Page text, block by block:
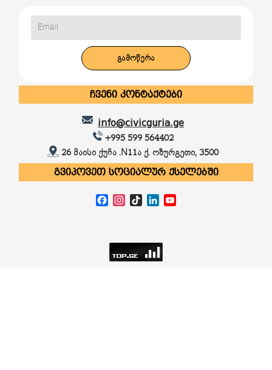
ᲩᲕᲔᲜᲘ ᲙᲝᲜᲢᲐᲥᲢᲔᲑᲘ
info@civicguria.ge
+995 599 564402
26 მაისი ქუჩა .N11ა ქ. ოზურგეთი, 3500
ᲒᲕᲘᲞᲝᲕᲔᲗ ᲡᲝᲪᲘᲐᲚᲣᲠ ᲥᲡᲔᲚᲔᲑᲨᲘ
Facebook
Instagram
TikTokLinkedIn